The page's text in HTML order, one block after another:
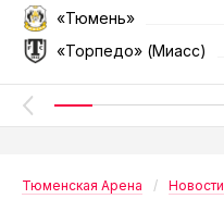
«Тюмень»
«Торпедо» (Миасс)
Тюменская Арена Новости